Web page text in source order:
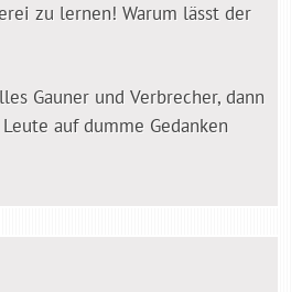
zu lernen! Warum lässt der
Gauner und Verbrecher, dann
auf dumme Gedanken